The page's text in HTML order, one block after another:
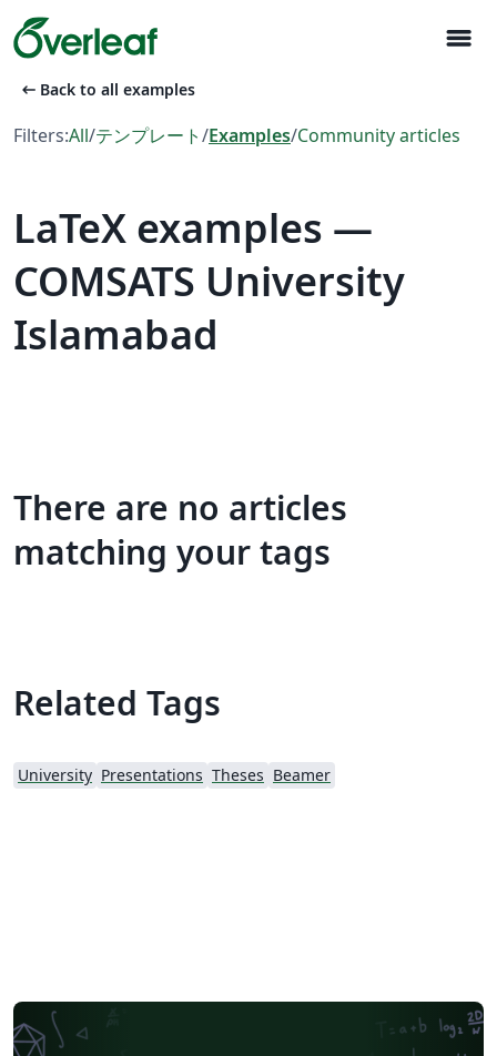
menu
arrow_left_alt Back to all examples
Filters:All/テンプレート/Examples/Community articles
LaTeX examples —
COMSATS University
Islamabad
There are no articles
matching your tags
Related Tags
University Presentations Theses Beamer